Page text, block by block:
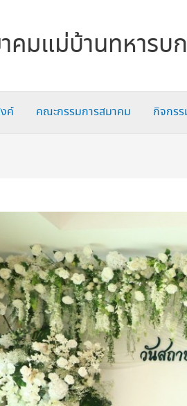
คมแม่บ้านทหารบ
ค์ คณะกรรมการสมาคม กิจกร